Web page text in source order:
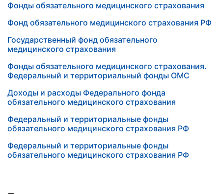
Фонды обязательного медицинского страхования
Фонд обязательного медицинского страхования РФ
Государственный фонд обязательного
медицинского страхования
Фонды обязательного медицинского страхования.
Федеральный и территориальный фонды ОМС
Доходы и расходы Федерального фонда
обязательного медицинского страхования
Федеральный и территориальные фонды
обязательного медицинского страхования РФ
Федеральный и территориальные фонды
обязательного медицинского страхования РФ